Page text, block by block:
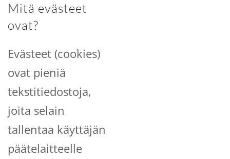
Mitä evästeet
ovat?
Evästeet (cookies)
ovat pieniä
tekstitiedostoja,
joita selain
tallentaa käyttäjän
päätelaitteelle